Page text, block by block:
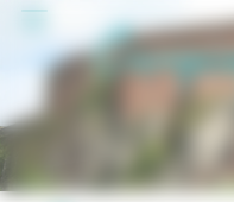
Cookies beheer paneel